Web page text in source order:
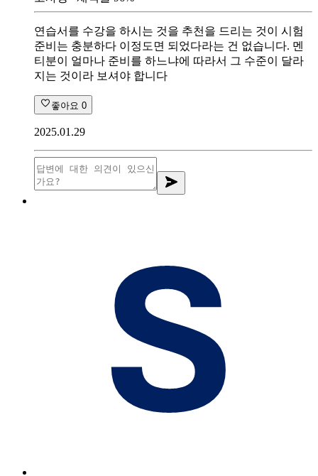
연습서를 수강을 하시는 것을 추천을 드리는 것이 시험
준비는 충분하다 이정도면 되었다라는 건 없습니다. 멘
티분이 얼마나 준비를 하느냐에 따라서 그 수준이 달라
지는 것이라 보셔야 합니다
좋아요 0
2025.01.29